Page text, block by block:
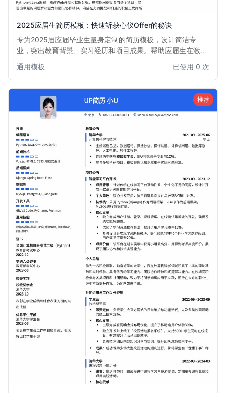
2025应届生简历模板：快速斩获心仪Offer的秘诀
专为2025届应届毕业生量身定制的简历模板，设计简洁专
业，突出教育背景、实习经历和项目成果。帮助应届生在激烈
HR目光，提高面试邀约率。模板结构清晰，易于填写，助你
轻松打造一份高质量的求职简历。
通用模板 已使用 0 次
推荐